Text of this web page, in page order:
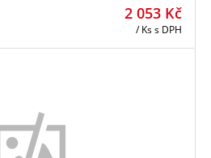
2 053 Kč
/ Kss DPH